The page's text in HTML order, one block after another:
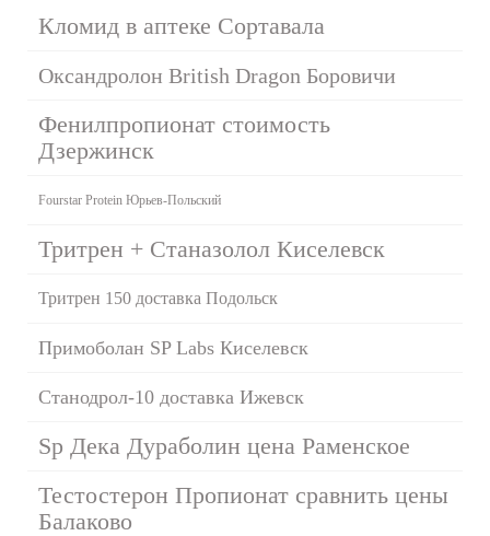
Кломид в аптеке Сортавала
Оксандролон British Dragon Боровичи
Фенилпропионат стоимость
Дзержинск
Fourstar Protein Юрьев-Польский
Тритрен + Станазолол Киселевск
Тритрен 150 доставка Подольск
Примоболан SP Labs Киселевск
Станодрол-10 доставка Ижевск
Sp Дека Дураболин цена Раменское
Тестостерон Пропионат сравнить цены
Балаково